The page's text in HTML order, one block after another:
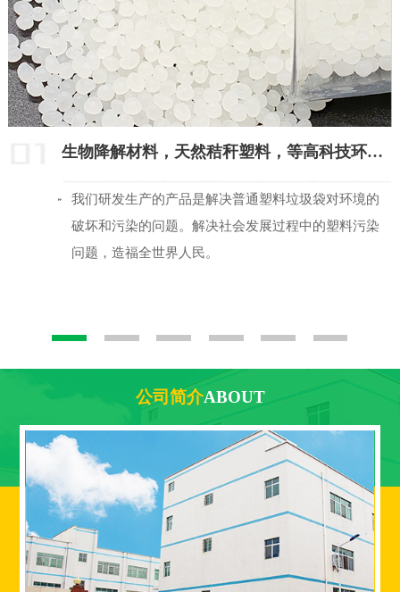
生物降解材料，天然秸秆塑料，等高科技环保产品
我们研发生产的产品是解决普通塑料垃圾袋对环境的
破坏和污染的问题。解决社会发展过程中的塑料污染
问题，造福全世界人民。
公司简介ABOUT